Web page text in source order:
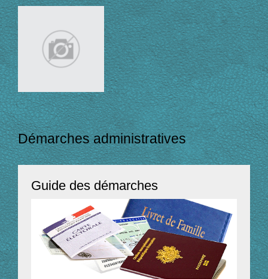
Démarches administratives
Guide des démarches